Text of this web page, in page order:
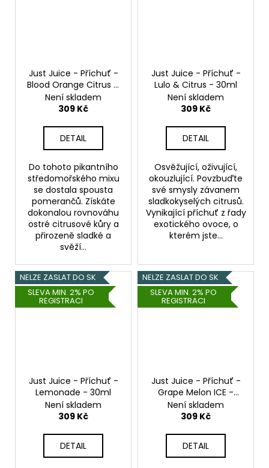
Just Juice - Příchuť -
Blood Orange Citrus &
Guava - 30ml
Není skladem
309 Kč
DETAIL
Do tohoto pikantního
středomořského mixu
se dostala spousta
pomerančů. Získáte
dokonalou rovnováhu
ostré citrusové kůry a
přirozeně sladké a
svěží...
Just Juice - Příchuť -
Lulo & Citrus - 30ml
Není skladem
309 Kč
DETAIL
Osvěžující, oživující,
okouzlující. Povzbuďte
své smysly závanem
sladkokyselých citrusů.
Vynikající příchuť z řady
exotického ovoce, o
kterém jste...
NELZE ZASLAT DO SK
SLEVA MIN. 2% PO
REGISTRACI
Just Juice - Příchuť -
Lemonade - 30ml
Není skladem
309 Kč
DETAIL
NELZE ZASLAT DO SK
SLEVA MIN. 2% PO
REGISTRACI
Just Juice - Příchuť -
Grape Melon ICE -
30ml
Není skladem
309 Kč
DETAIL